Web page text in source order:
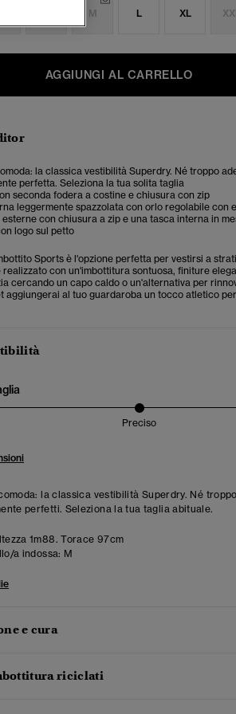
M L XL
AGGIUNGI AL CARRELLO
la classica vestibilità Superdry. Né troppo
perfetta. Seleziona la tua solita taglia
seconda fodera a costine e chiusura con zip
leggermente spazzolata con orlo regolabile con
con chiusura a zip e una tasca interna in
logo sul petto
Sports è l'opzione perfetta per vestirsi a
realizzato con un'imbottitura sontuosa, finiture
cercando un capo caldo o un'alternativa per
aggiungerai al tuo guardaroba un tocco atletico
Preciso
la classica vestibilità Superdry. Né
perfetti. Seleziona la tua taglia abituale.
1m88. Torace 97cm
a indossa: M
e cura
riciclati